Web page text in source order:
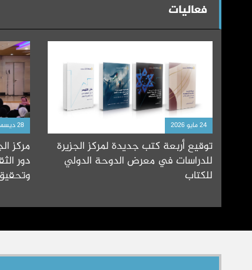
فعاليات
24 مايو 2026
توقيع أربعة كتب جديدة لمركز الجزيرة
للدراسات في معرض الدوحة الدولي
للكتاب
28 ديسمبر 2025
مركز
دور